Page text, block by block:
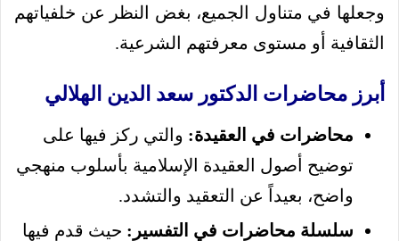
وجعلها في متناول الجميع، بغض النظر عن خلفياتهم
الثقافية أو مستوى معرفتهم الشرعية.
أبرز محاضرات الدكتور سعد الدين الهلالي
محاضرات في العقيدة: والتي ركز فيها على
توضيح أصول العقيدة الإسلامية بأسلوب منهجي
واضح، بعيداً عن التعقيد والتشدد.
سلسلة محاضرات في التفسير: حيث قدم فيها